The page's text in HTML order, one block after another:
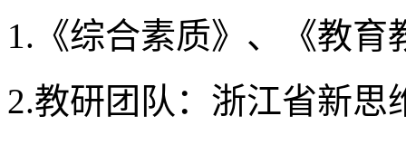
1.《综合素质》、《教育
2.教研团队：浙江省新思